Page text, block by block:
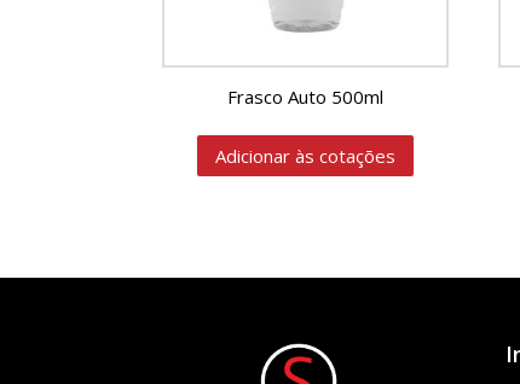
Frasco Auto 500ml
Adicionar às cotações